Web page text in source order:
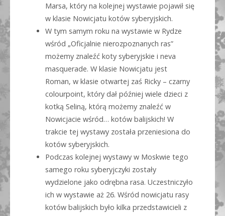
Marsa, który na kolejnej wystawie pojawił się
w klasie Nowicjatu kotów syberyjskich.
W tym samym roku na wystawie w Rydze
wśród „Oficjalnie nierozpoznanych ras”
możemy znaleźć koty syberyjskie i neva
masquerade. W klasie Nowicjatu jest
Roman, w klasie otwartej zaś Ricky – czarny
colourpoint, który dał później wiele dzieci z
kotką Seliną, którą możemy znaleźć w
Nowicjacie wśród… kotów balijskich! W
trakcie tej wystawy została przeniesiona do
kotów syberyjskich.
Podczas kolejnej wystawy w Moskwie tego
samego roku syberyjczyki zostały
wydzielone jako odrębna rasa. Uczestniczyło
ich w wystawie aż 26. Wśród nowicjatu rasy
kotów balijskich było kilka przedstawicieli z